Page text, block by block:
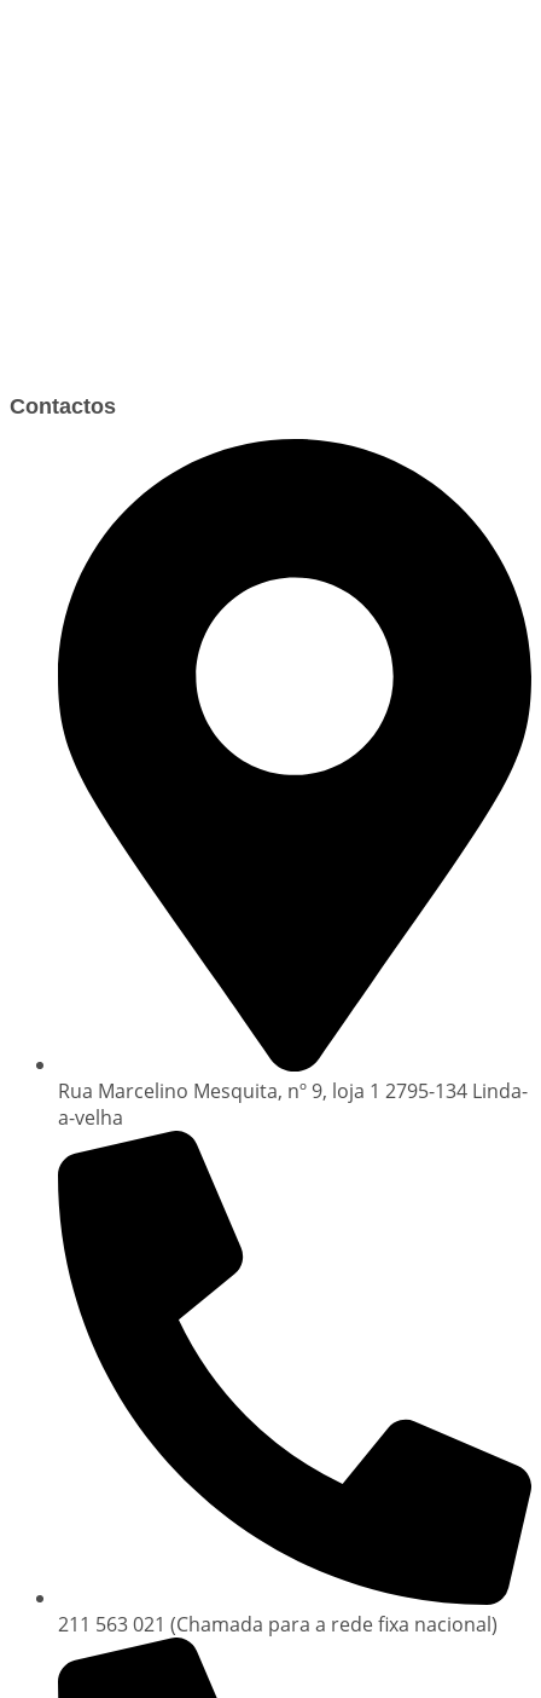
Contactos
Rua Marcelino Mesquita, nº 9, loja 1 2795-134 Linda-
a-velha
211 563 021 (Chamada para a rede fixa nacional)